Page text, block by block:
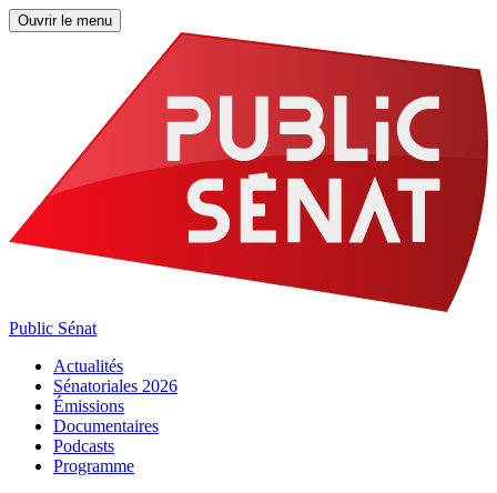
Ouvrir le menu
Public Sénat
Actualités
Sénatoriales 2026
Émissions
Documentaires
Podcasts
Programme